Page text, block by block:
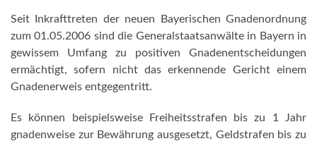
Seit Inkrafttreten der neuen Bayerischen Gnadenordnung
zum 01.05.2006 sind die Generalstaatsanwälte in Bayern in
gewissem Umfang zu positiven Gnadenentscheidungen
ermächtigt, sofern nicht das erkennende Gericht einem
Gnadenerweis entgegentritt.
Es können beispielsweise Freiheitsstrafen bis zu 1 Jahr
gnadenweise zur Bewährung ausgesetzt, Geldstrafen bis zu